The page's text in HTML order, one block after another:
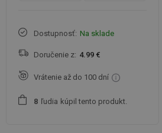
Dostupnosť: Na sklade
Doručenie z: 4.99 €
Vrátenie až do 100 dní
8 ľudia kúpil tento produkt.